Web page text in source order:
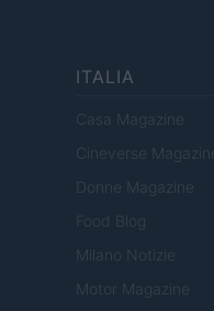
ITALIA
Casa Magazine
Cineverse Magazine
Donne Magazine
Food Blog
Milano Notizie
Motor Magazine